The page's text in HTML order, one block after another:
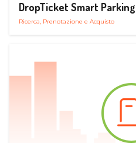
DropTicket Smart Parking
Ricerca, Prenotazione e Acquisto